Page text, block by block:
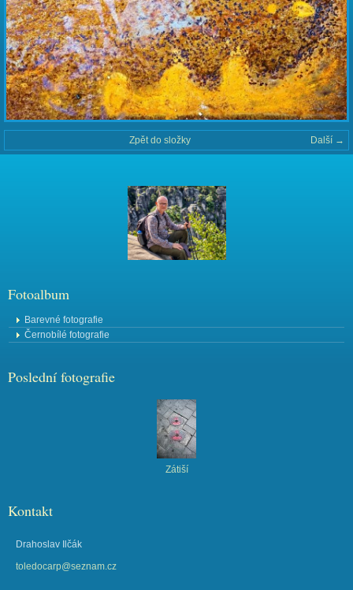
Další →
Zpět do složky
Fotoalbum
Barevné fotografie
Černobílé fotografie
Poslední fotografie
Zátiší
Kontakt
Drahoslav Ilčák
toledocarp@seznam.cz